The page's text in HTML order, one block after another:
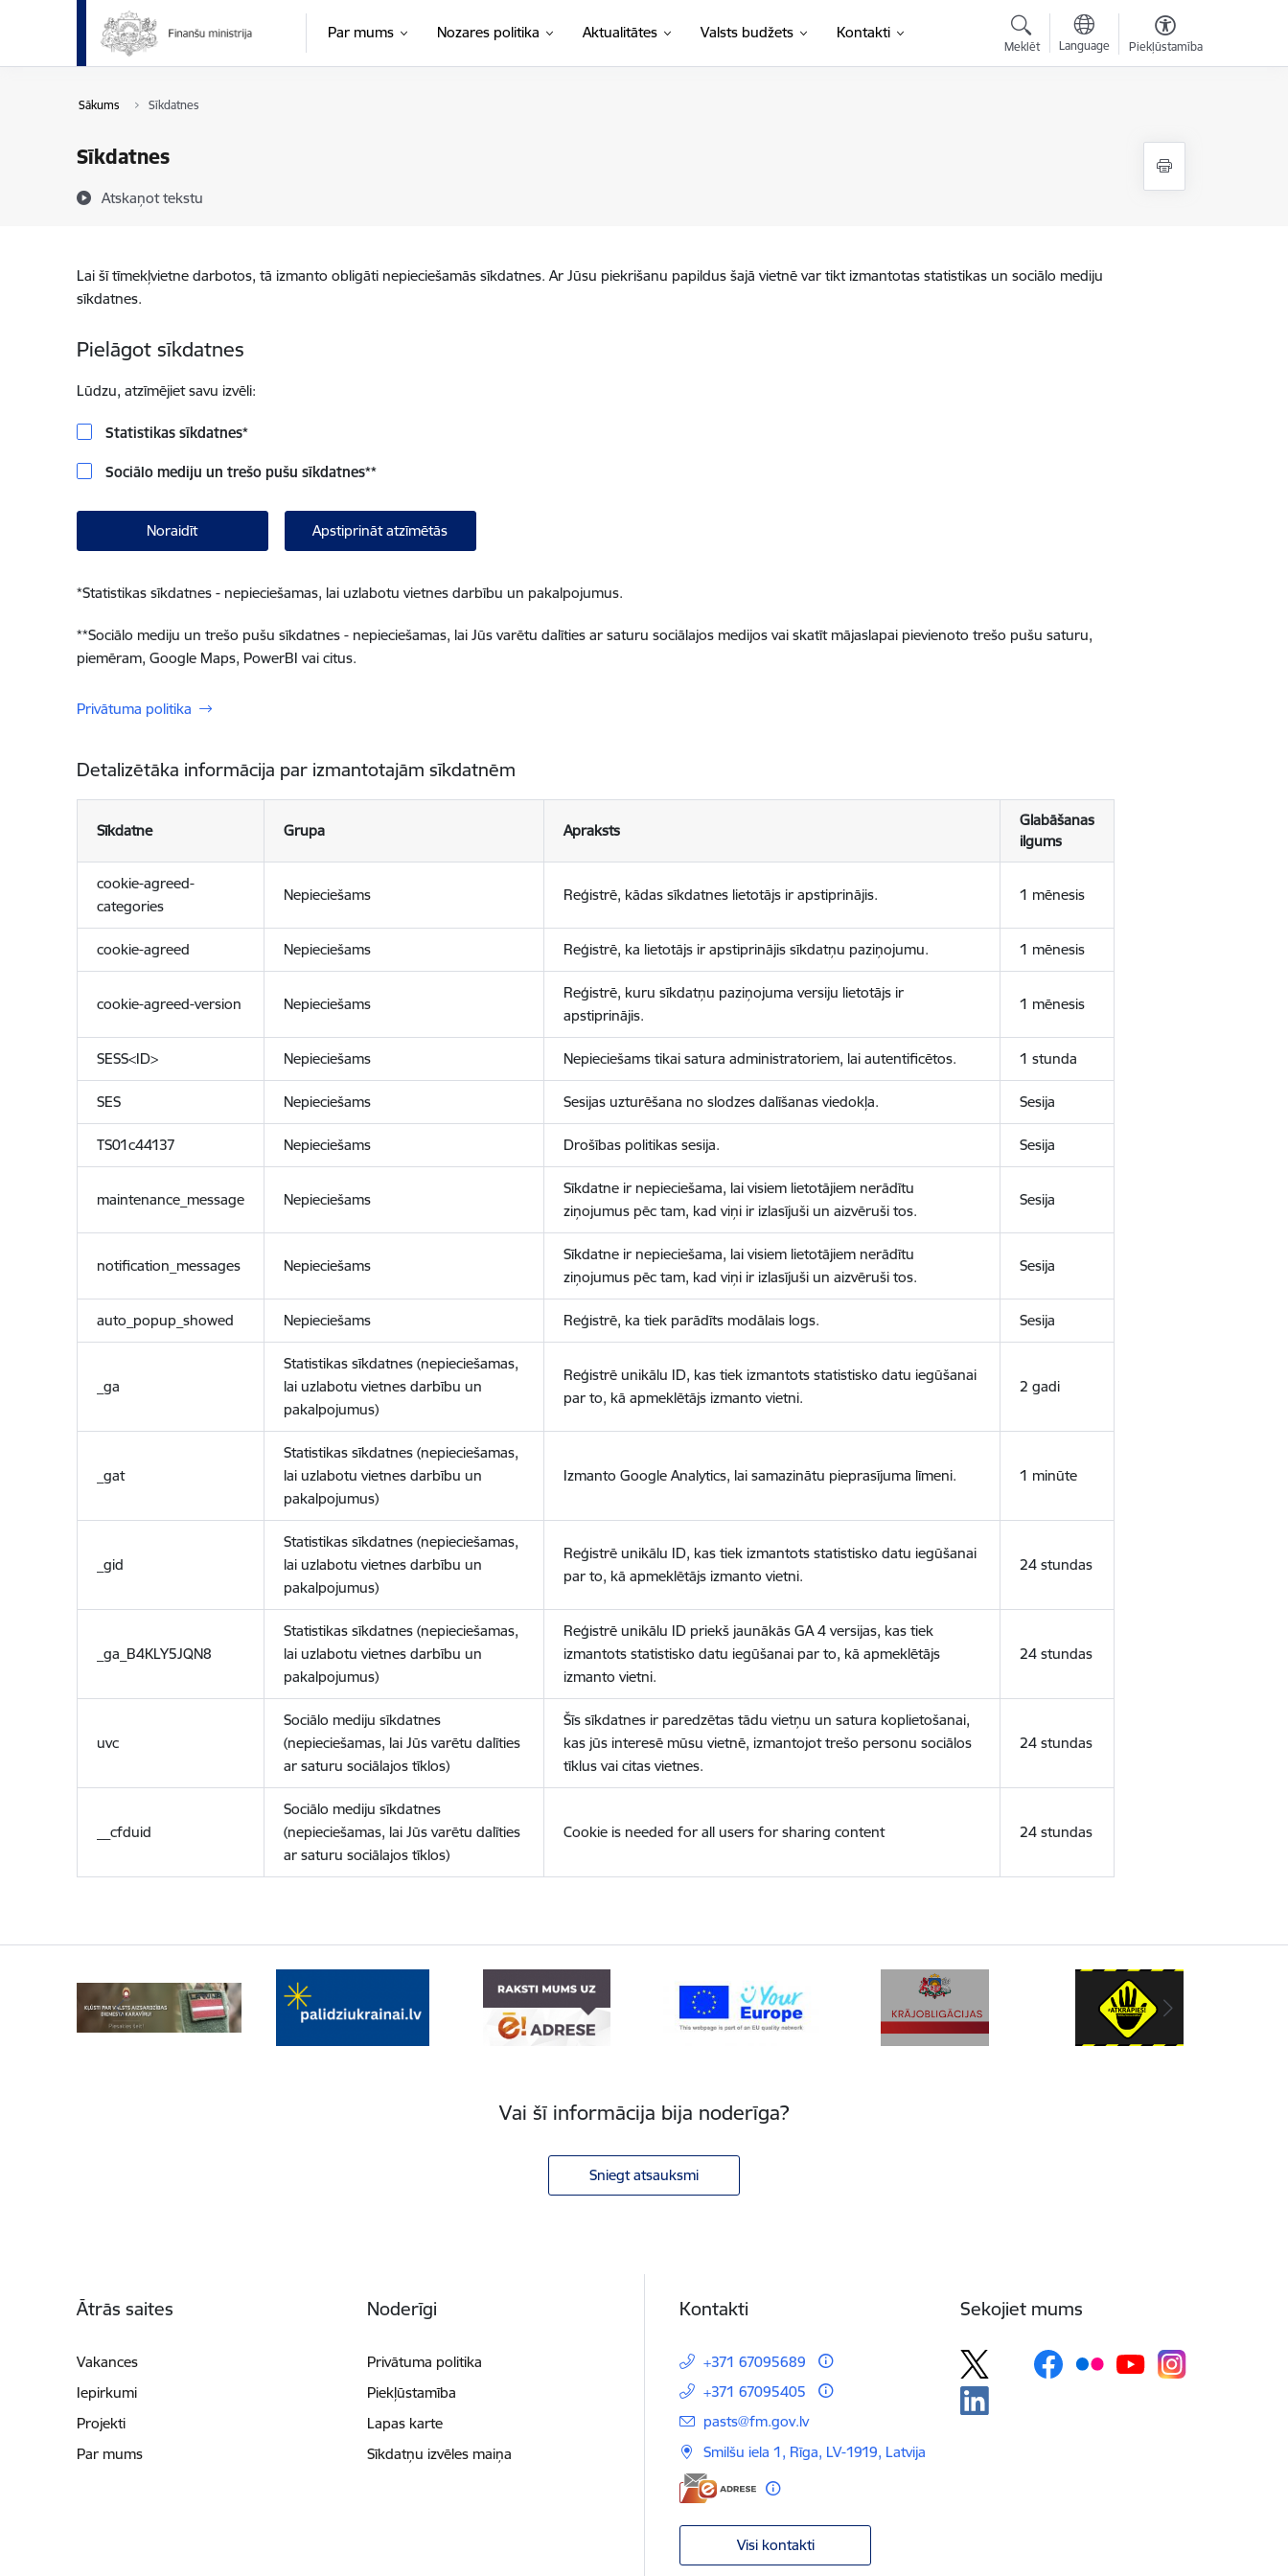
Pāriet uz lapas saturu
Par mums Nozares politika Aktualitātes Valsts budžets Kontakti
Meklēt Language Piekļūstamība
Sākums Sīkdatnes
Sīkdatnes
Atskaņot tekstu
Lai šī tīmekļvietne darbotos, tā izmanto obligāti nepieciešamās sīkdatnes. Ar Jūsu piekrišanu papildus šajā vietnē var tikt izmantotas statistikas un sociālo mediju
sīkdatnes.
Pielāgot sīkdatnes
Lūdzu, atzīmējiet savu izvēli:
Statistikas sīkdatnes*
Sociālo mediju un trešo pušu sīkdatnes**
Noraidīt Apstiprināt atzīmētās
*Statistikas sīkdatnes - nepieciešamas, lai uzlabotu vietnes darbību un pakalpojumus.
**Sociālo mediju un trešo pušu sīkdatnes - nepieciešamas, lai Jūs varētu dalīties ar saturu sociālajos medijos vai skatīt mājaslapai pievienoto trešo pušu saturu,
piemēram, Google Maps, PowerBI vai citus.
Privātuma politika
Detalizētāka informācija par izmantotajām sīkdatnēm
Sīkdatne Grupa Apraksts
Glabāšanas
ilgums
cookie-agreed-
categories
Nepieciešams Reģistrē, kādas sīkdatnes lietotājs ir apstiprinājis. 1 mēnesis
cookie-agreed Nepieciešams Reģistrē, ka lietotājs ir apstiprinājis sīkdatņu paziņojumu. 1 mēnesis
cookie-agreed-version Nepieciešams
Reģistrē, kuru sīkdatņu paziņojuma versiju lietotājs ir
apstiprinājis.
1 mēnesis
SESS<ID> Nepieciešams Nepieciešams tikai satura administratoriem, lai autentificētos. 1 stunda
SES Nepieciešams Sesijas uzturēšana no slodzes dalīšanas viedokļa. Sesija
TS01c44137 Nepieciešams Drošības politikas sesija. Sesija
maintenance_message Nepieciešams
Sīkdatne ir nepieciešama, lai visiem lietotājiem nerādītu
ziņojumus pēc tam, kad viņi ir izlasījuši un aizvēruši tos.
Sesija
notification_messages Nepieciešams
Sīkdatne ir nepieciešama, lai visiem lietotājiem nerādītu
ziņojumus pēc tam, kad viņi ir izlasījuši un aizvēruši tos.
Sesija
auto_popup_showed Nepieciešams Reģistrē, ka tiek parādīts modālais logs. Sesija
_ga
Statistikas sīkdatnes (nepieciešamas,
lai uzlabotu vietnes darbību un
pakalpojumus)
Reģistrē unikālu ID, kas tiek izmantots statistisko datu iegūšanai
par to, kā apmeklētājs izmanto vietni.
2 gadi
_gat
Statistikas sīkdatnes (nepieciešamas,
lai uzlabotu vietnes darbību un
pakalpojumus)
Izmanto Google Analytics, lai samazinātu pieprasījuma līmeni. 1 minūte
_gid
Statistikas sīkdatnes (nepieciešamas,
lai uzlabotu vietnes darbību un
pakalpojumus)
Reģistrē unikālu ID, kas tiek izmantots statistisko datu iegūšanai
par to, kā apmeklētājs izmanto vietni.
24 stundas
_ga_B4KLY5JQN8
Statistikas sīkdatnes (nepieciešamas,
lai uzlabotu vietnes darbību un
pakalpojumus)
Reģistrē unikālu ID priekš jaunākās GA 4 versijas, kas tiek
izmantots statistisko datu iegūšanai par to, kā apmeklētājs
izmanto vietni.
24 stundas
uvc
Sociālo mediju sīkdatnes
(nepieciešamas, lai Jūs varētu dalīties
ar saturu sociālajos tīklos)
Šīs sīkdatnes ir paredzētas tādu vietņu un satura koplietošanai,
kas jūs interesē mūsu vietnē, izmantojot trešo personu sociālos
tīklus vai citas vietnes.
24 stundas
__cfduid
Sociālo mediju sīkdatnes
(nepieciešamas, lai Jūs varētu dalīties
ar saturu sociālajos tīklos)
Cookie is needed for all users for sharing content 24 stundas
Vai šī informācija bija noderīga?
Sniegt atsauksmi
Ātrās saites
Vakances
Iepirkumi
Projekti
Par mums
Noderīgi
Privātuma politika
Piekļūstamība
Lapas karte
Sīkdatņu izvēles maiņa
Kontakti
+371 67095689
+371 67095405
E-pasts:
pasts@fm.gov.lv
Smilšu iela 1, Rīga, LV-1919, Latvija
Visi kontakti
Sekojiet mums